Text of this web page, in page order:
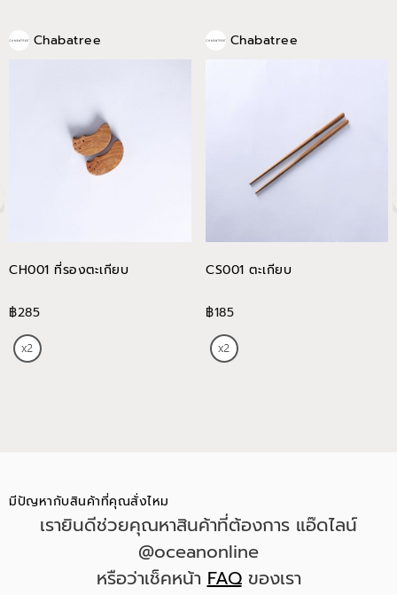
Chabatree
CH001 ที่รองตะเกียบ
฿285
Chabatree
CS001 ตะเกียบ
฿185
มีปัญหากับสินค้าที่คุณสั่งไหม
เรายินดีช่วยคุณหาสินค้าที่ต้องการ แอ๊ดไลน์
@oceanonline
หรือว่าเช็คหน้าFAQของเรา